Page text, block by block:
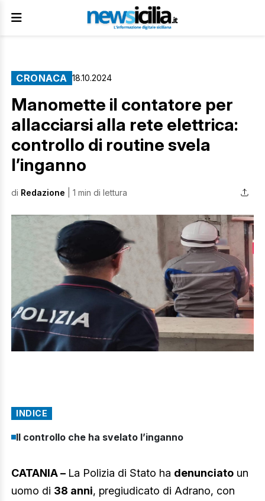
CRONACA 18.10.2024
Manomette il contatore per
allacciarsi alla rete elettrica:
controllo di routine svela
l’inganno
di Redazione | 1 min di lettura
INDICE
Il controllo che ha svelato l’inganno
CATANIA – La Polizia di Stato ha denunciato un
uomo di 38 anni, pregiudicato di Adrano, con